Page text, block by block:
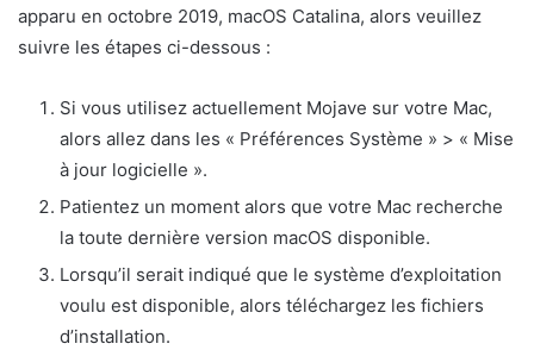
apparu en octobre 2019, macOS Catalina, alors veuillez
suivre les étapes ci-dessous :
Si vous utilisez actuellement Mojave sur votre Mac,
alors allez dans les « Préférences Système » > « Mise
à jour logicielle ».
Patientez un moment alors que votre Mac recherche
la toute dernière version macOS disponible.
Lorsqu’il serait indiqué que le système d’exploitation
voulu est disponible, alors téléchargez les fichiers
d’installation.